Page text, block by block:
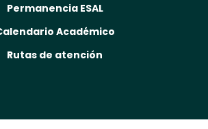
Permanencia ESAL
Académico
Rutas de atención